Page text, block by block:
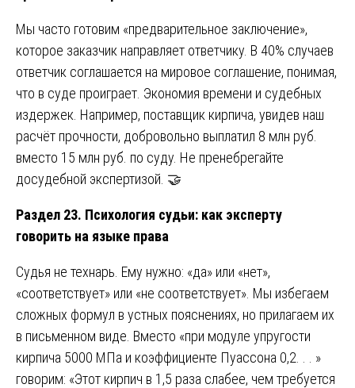
Мы часто готовим «предварительное заключение»,
которое заказчик направляет ответчику. В 40% случаев
ответчик соглашается на мировое соглашение, понимая,
что в суде проиграет. Экономия времени и судебных
издержек. Например, поставщик кирпича, увидев наш
расчёт прочности, добровольно выплатил 8 млн руб.
вместо 15 млн руб. по суду. Не пренебрегайте
досудебной экспертизой. 🤝
Раздел 23. Психология судьи: как эксперту
говорить на языке права
Судья не технарь. Ему нужно: «да» или «нет»,
«соответствует» или «не соответствует». Мы избегаем
сложных формул в устных пояснениях, но прилагаем их
в письменном виде. Вместо «при модуле упругости
кирпича 5000 МПа и коэффициенте Пуассона 0,2. . . »
говорим: «Этот кирпич в 1,5 раза слабее, чем требуется